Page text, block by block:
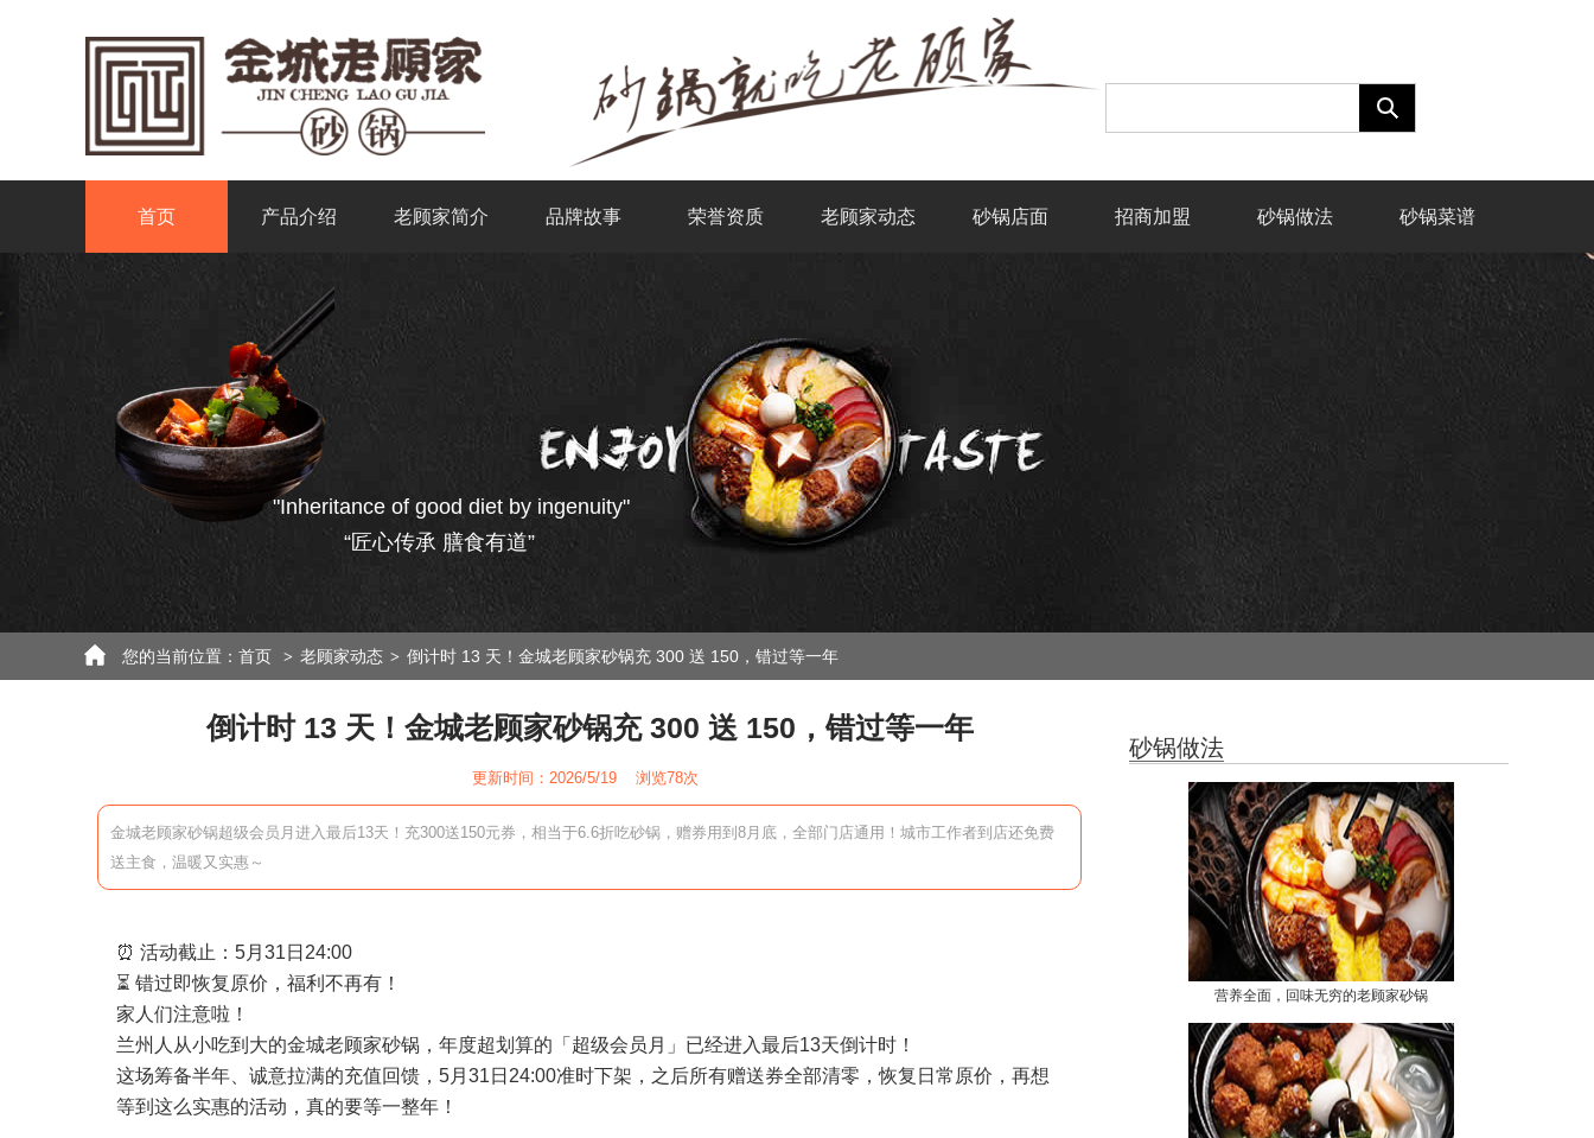
首页 产品介绍 老顾家简介 品牌故事 荣誉资质 老顾家动态 砂锅店面 招商加盟 砂锅做法 砂锅菜谱
"Inheritance of good diet by ingenuity"
“匠心传承 膳食有道”
您的当前位置： 首页 > 老顾家动态 > 倒计时 13 天！金城老顾家砂锅充 300 送 150，错过等一年
倒计时 13 天！金城老顾家砂锅充 300 送 150，错过等一年
更新时间：2026/5/19 浏览78次
金城老顾家砂锅超级会员月进入最后13天！充300送150元券，相当于6.6折吃砂锅，赠券用到8月底，全部门店通用！城市工作者到店还免费
送主食，温暖又实惠～
⏰ 活动截止：5月31日24:00
⏳ 错过即恢复原价，福利不再有！
家人们注意啦！
兰州人从小吃到大的金城老顾家砂锅，年度超划算的「超级会员月」已经进入最后13天倒计时！
这场筹备半年、诚意拉满的充值回馈，5月31日24:00准时下架，之后所有赠送券全部清零，恢复日常原价，再想
等到这么实惠的活动，真的要等一整年！
砂锅做法
营养全面，回味无穷的老顾家砂锅